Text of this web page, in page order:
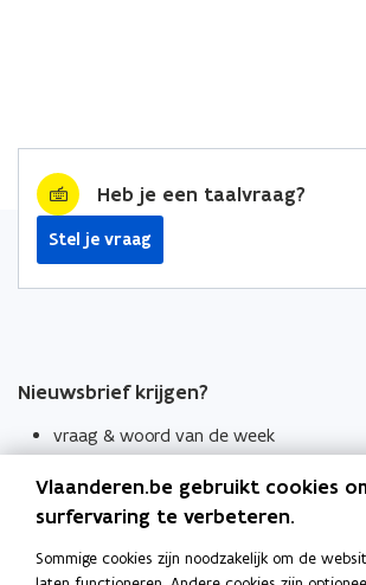
Heb je een taalvraag?
Stel je vraag
Nieuwsbrief krijgen?
vraag & woord van de week
Schrijf je in
Thema's
Vlaanderen.be gebruikt cookies
surfervaring te verbeteren.
Sommige cookies zijn noodzakelijk om de